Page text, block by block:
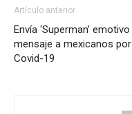
Artículo anterior
Envía ‘Superman’ emotivo
mensaje a mexicanos por
Covid-19